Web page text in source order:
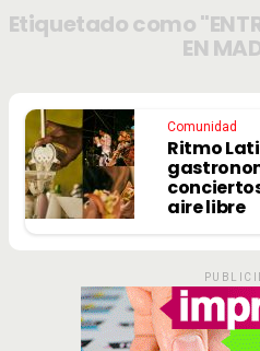
Etiquetado como
EN
Comunidad
Ritmo
aire libre